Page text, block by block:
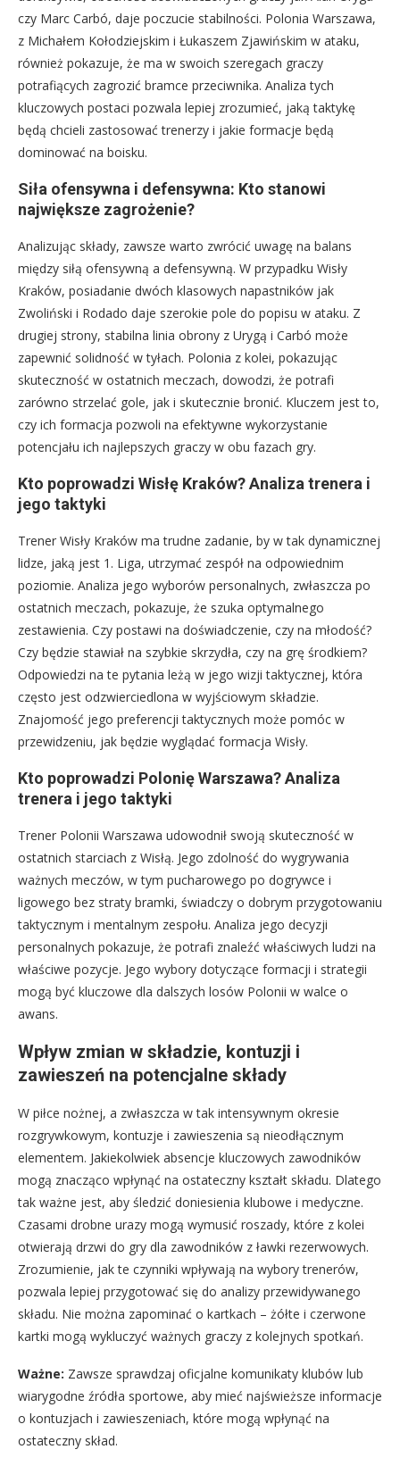
czy Marc Carbó, daje poczucie stabilności. Polonia Warszawa,
z Michałem Kołodziejskim i Łukaszem Zjawińskim w ataku,
również pokazuje, że ma w swoich szeregach graczy
potrafiących zagrozić bramce przeciwnika. Analiza tych
kluczowych postaci pozwala lepiej zrozumieć, jaką taktykę
będą chcieli zastosować trenerzy i jakie formacje będą
dominować na boisku.
Siła ofensywna i defensywna: Kto stanowi
największe zagrożenie?
Analizując składy, zawsze warto zwrócić uwagę na balans
między siłą ofensywną a defensywną. W przypadku Wisły
Kraków, posiadanie dwóch klasowych napastników jak
Zwoliński i Rodado daje szerokie pole do popisu w ataku. Z
drugiej strony, stabilna linia obrony z Urygą i Carbó może
zapewnić solidność w tyłach. Polonia z kolei, pokazując
skuteczność w ostatnich meczach, dowodzi, że potrafi
zarówno strzelać gole, jak i skutecznie bronić. Kluczem jest to,
czy ich formacja pozwoli na efektywne wykorzystanie
potencjału ich najlepszych graczy w obu fazach gry.
Kto poprowadzi Wisłę Kraków? Analiza trenera i
jego taktyki
Trener Wisły Kraków ma trudne zadanie, by w tak dynamicznej
lidze, jaką jest 1. Liga, utrzymać zespół na odpowiednim
poziomie. Analiza jego wyborów personalnych, zwłaszcza po
ostatnich meczach, pokazuje, że szuka optymalnego
zestawienia. Czy postawi na doświadczenie, czy na młodość?
Czy będzie stawiał na szybkie skrzydła, czy na grę środkiem?
Odpowiedzi na te pytania leżą w jego wizji taktycznej, która
często jest odzwierciedlona w wyjściowym składzie.
Znajomość jego preferencji taktycznych może pomóc w
przewidzeniu, jak będzie wyglądać formacja Wisły.
Kto poprowadzi Polonię Warszawa? Analiza
trenera i jego taktyki
Trener Polonii Warszawa udowodnił swoją skuteczność w
ostatnich starciach z Wisłą. Jego zdolność do wygrywania
ważnych meczów, w tym pucharowego po dogrywce i
ligowego bez straty bramki, świadczy o dobrym przygotowaniu
taktycznym i mentalnym zespołu. Analiza jego decyzji
personalnych pokazuje, że potrafi znaleźć właściwych ludzi na
właściwe pozycje. Jego wybory dotyczące formacji i strategii
mogą być kluczowe dla dalszych losów Polonii w walce o
awans.
Wpływ zmian w składzie, kontuzji i
zawieszeń na potencjalne składy
W piłce nożnej, a zwłaszcza w tak intensywnym okresie
rozgrywkowym, kontuzje i zawieszenia są nieodłącznym
elementem. Jakiekolwiek absencje kluczowych zawodników
mogą znacząco wpłynąć na ostateczny kształt składu. Dlatego
tak ważne jest, aby śledzić doniesienia klubowe i medyczne.
Czasami drobne urazy mogą wymusić roszady, które z kolei
otwierają drzwi do gry dla zawodników z ławki rezerwowych.
Zrozumienie, jak te czynniki wpływają na wybory trenerów,
pozwala lepiej przygotować się do analizy przewidywanego
składu. Nie można zapominać o kartkach – żółte i czerwone
kartki mogą wykluczyć ważnych graczy z kolejnych spotkań.
Ważne: Zawsze sprawdzaj oficjalne komunikaty klubów lub
wiarygodne źródła sportowe, aby mieć najświeższe informacje
o kontuzjach i zawieszeniach, które mogą wpłynąć na
ostateczny skład.